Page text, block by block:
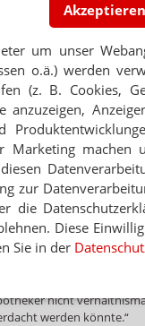
Akzeptieren
um unser
o.ä.) werden
(z. B. Cookies,
anzuzeigen,
Marketing machen
zur
die
Diese
Sie in der
der Softwarehäuser
die Politik und die
Was Apotheken jedoch
indem sie immer wieder
auf die anderen
Doch das sei eben nicht
wird zunächst
die
Dieser Punkt müsse den
scheitern viele
mussten.“
die eine
ermöglichen sollte,
Projekt aber konnten
die Zeitressourcen für
Maßnahmen
nicht
werden könnte.“